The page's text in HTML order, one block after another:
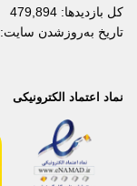
کل بازدیدها: 479,894
تاریخ به‌روزشدن سایت:
نماد اعتماد الکترونیکی